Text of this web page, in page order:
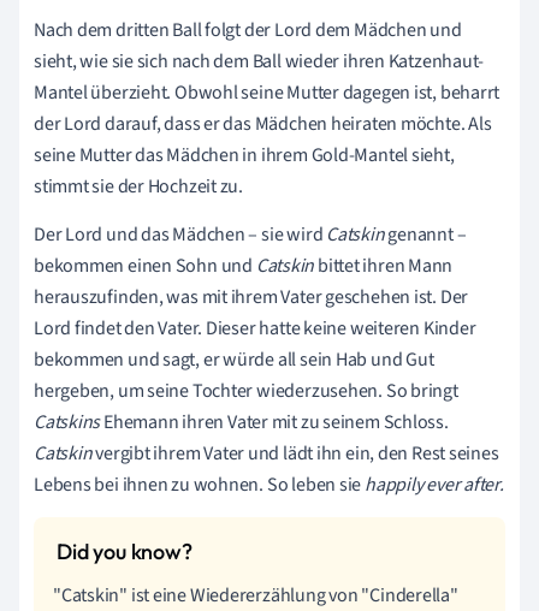
Nach dem dritten Ball folgt der Lord dem Mädchen und
sieht, wie sie sich nach dem Ball wieder ihren Katzenhaut-
Mantel überzieht. Obwohl seine Mutter dagegen ist, beharrt
der Lord darauf, dass er das Mädchen heiraten möchte. Als
seine Mutter das Mädchen in ihrem Gold-Mantel sieht,
stimmt sie der Hochzeit zu.
Der Lord und das Mädchen – sie wird Catskingenannt –
bekommen einen Sohn und Catskinbittet ihren Mann
herauszufinden, was mit ihrem Vater geschehen ist. Der
Lord findet den Vater. Dieser hatte keine weiteren Kinder
bekommen und sagt, er würde all sein Hab und Gut
hergeben, um seine Tochter wiederzusehen. So bringt
CatskinsEhemann ihren Vater mit zu seinem Schloss.
Catskinvergibt ihrem Vater und lädt ihn ein, den Rest seines
Lebens bei ihnen zu wohnen. So leben siehappily ever after.
"Catskin" ist eine Wiedererzählung von "Cinderella"